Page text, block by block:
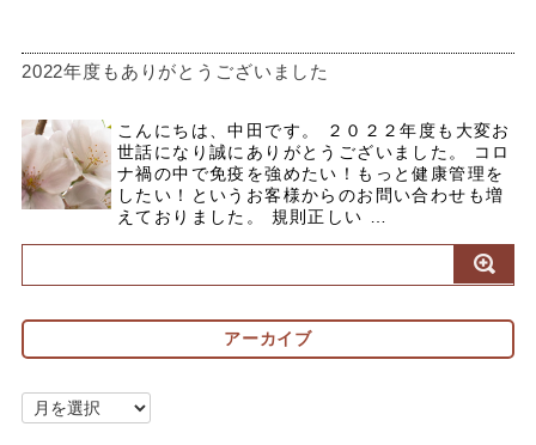
2022年度もありがとうございました
こんにちは、中田です。 ２０２２年度も大変お
世話になり誠にありがとうございました。 コロ
ナ禍の中で免疫を強めたい！もっと健康管理を
したい！というお客様からのお問い合わせも増
えておりました。 規則正しい …
アーカイブ
ア